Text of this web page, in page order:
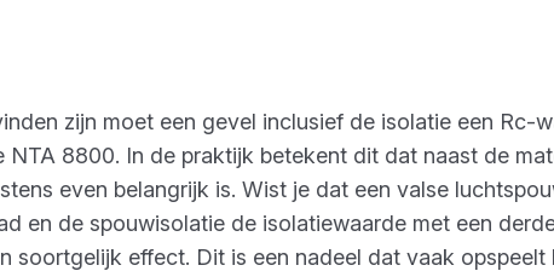
zijn moet een gevel inclusief de isolatie een Rc-
8800. In de praktijk betekent dit dat naast de
even belangrijk is. Wist je dat een valse
en de spouwisolatie de isolatiewaarde met een
soortgelijk effect. Dit is een nadeel dat vaak opspeelt